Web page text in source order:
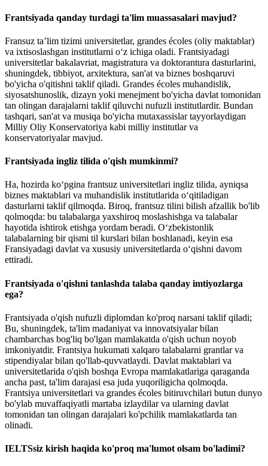
Frantsiyada qanday turdagi ta'lim muassasalari mavjud?
Fransuz taʼlim tizimi universitetlar, grandes écoles (oliy maktablar)
va ixtisoslashgan institutlarni oʻz ichiga oladi. Frantsiyadagi
universitetlar bakalavriat, magistratura va doktorantura dasturlarini,
shuningdek, tibbiyot, arxitektura, san'at va biznes boshqaruvi
bo'yicha o'qitishni taklif qiladi. Grandes écoles muhandislik,
siyosatshunoslik, dizayn yoki menejment bo'yicha davlat tomonidan
tan olingan darajalarni taklif qiluvchi nufuzli institutlardir. Bundan
tashqari, san'at va musiqa bo'yicha mutaxassislar tayyorlaydigan
Milliy Oliy Konservatoriya kabi milliy institutlar va
konservatoriyalar mavjud.
Frantsiyada ingliz tilida o'qish mumkinmi?
Ha, hozirda ko‘pgina frantsuz universitetlari ingliz tilida, ayniqsa
biznes maktablari va muhandislik institutlarida o‘qitiladigan
dasturlarni taklif qilmoqda. Biroq, frantsuz tilini bilish afzallik bo'lib
qolmoqda: bu talabalarga yaxshiroq moslashishga va talabalar
hayotida ishtirok etishga yordam beradi. O‘zbekistonlik
talabalarning bir qismi til kurslari bilan boshlanadi, keyin esa
Fransiyadagi davlat va xususiy universitetlarda o‘qishni davom
ettiradi.
Frantsiyada o'qishni tanlashda talaba qanday imtiyozlarga
ega?
Frantsiyada o'qish nufuzli diplomdan ko'proq narsani taklif qiladi;
Bu, shuningdek, ta'lim madaniyat va innovatsiyalar bilan
chambarchas bog'liq bo'lgan mamlakatda o'qish uchun noyob
imkoniyatdir. Frantsiya hukumati xalqaro talabalarni grantlar va
stipendiyalar bilan qo'llab-quvvatlaydi. Davlat maktablari va
universitetlarida o'qish boshqa Evropa mamlakatlariga qaraganda
ancha past, ta'lim darajasi esa juda yuqoriligicha qolmoqda.
Frantsiya universitetlari va grandes écoles bitiruvchilari butun dunyo
bo'ylab muvaffaqiyatli martaba izlaydilar va ularning davlat
tomonidan tan olingan darajalari ko'pchilik mamlakatlarda tan
olinadi.
IELTSsiz kirish haqida ko'proq ma'lumot olsam bo'ladimi?